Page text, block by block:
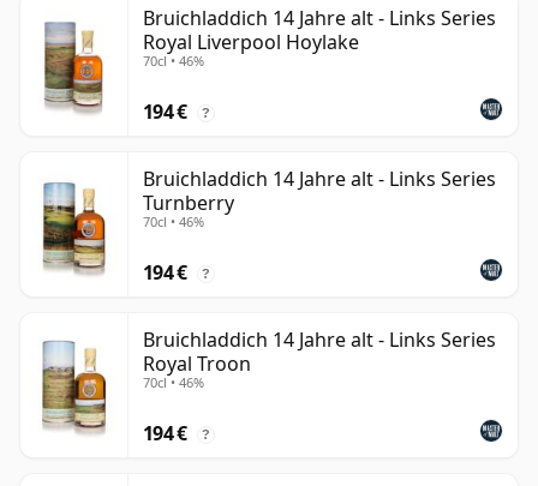
Bruichladdich 14 Jahre alt - Links Series
Royal Liverpool Hoylake
70cl • 46%
194 € ?
Bruichladdich 14 Jahre alt - Links Series
Turnberry
70cl • 46%
194 € ?
Bruichladdich 14 Jahre alt - Links Series
Royal Troon
70cl • 46%
194 € ?